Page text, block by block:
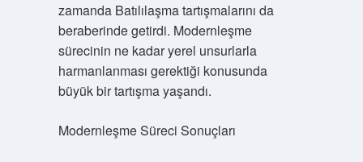
zamanda Batılılaşma tartışmalarını da
beraberinde getirdi. Modernleşme
sürecinin ne kadar yerel unsurlarla
harmanlanması gerektiği konusunda
büyük bir tartışma yaşandı.
Modernleşme Süreci Sonuçları